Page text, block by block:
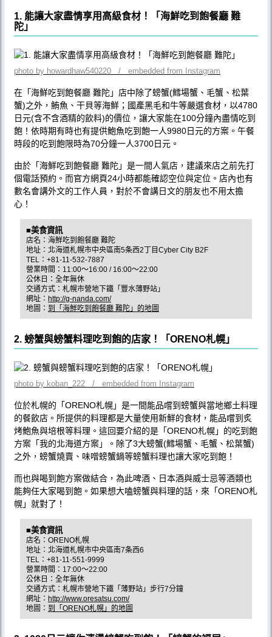
1. 能讓大家盡情享用高級食材！「海鮮吃到飽餐廳 難
陀」
photo by howardhaw540220 / embedded from Instagram
在「海鮮吃到飽餐廳 難陀」店中除了螃蟹(鱈場蟹、毛蟹、松葉
蟹)之外，鮪魚、干貝等海鮮；國產黑毛和牛等嚴選食材，以4780
日元(含不含酒精的飲料)的價位，讓大家能在100分鐘內盡情吃到
飽！依時期有時也有提供鮑魚吃到飽一人9980日元的方案。午餐
時段的吃到飽限時為70分鐘一人3700日元。
由於「海鮮吃到飽餐廳 難陀」是一間人氣店，建議來店之前先打
個電話預約。而官方網頁24小時都能確認空位與定位。店內也有
數名會講外文的工作人員，對於不會講日文的朋友也不用太擔
心！
■美食資訊
店名：海鮮吃到飽餐廳 難陀
地址：北海道札幌市中央區南5条西2丁目Cyber City B2F
TEL：+81-11-532-7887
營業時間：11:00〜16:00 / 16:00〜22:00
公休日：全年無休
交通方式：札幌市營地下鐵「豐水薄野站」
網址： http://g-nanda.com/
地圖： 到「海鮮吃到飽餐廳 難陀」的地圖
2. 螃蟹與螃蟹料理吃到飽的店家！「ORENO札幌」
photo by koban_222 / embedded from Instagram
位於札幌的「ORENO札幌」是一間能品嚐到螃蟹與當地鄉土料理
的餐飲店。所提供的料理都是大量使用新鮮的食材，能品嚐到炙
烤鮑魚與培根等料理。這回要介紹的是「ORENO札幌」的吃到飽
方案「我的北海道方案」。除了3大螃蟹(鱈場蟹、毛蟹、松葉蟹)
之外，螃蟹燒賣、味噌螃蟹鍋等螃蟹料理也讓大家吃到飽！
而也與喝到飽方案做結合，為此啤酒、日本酒與威士忌等酒類也
能夠任大家喝到飽。如果想大嗑螃蟹與料理的話，來「ORENO札
幌」就對了！
■美食資訊
店名：ORENO札幌
地址：北海道札幌市中央區南7条西6
TEL：+81-11-551-9999
營業時間：17:00〜22:00
公休日：全年無休
交通方式：札幌市營地下鐵「薄野站」步行7分鐘
網址： http://www.oresatsu.com/
地圖： 到「ORENO札幌」的地圖